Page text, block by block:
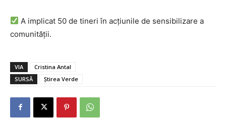
A implicat 50 de tineri în acțiunile de sensibilizare a
comunității.
VIA
Cristina Antal
SURSĂ
Știrea Verde